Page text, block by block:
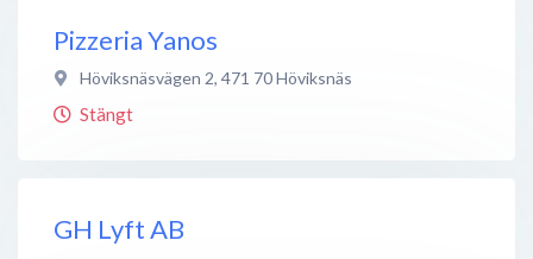
Pizzeria Yanos
Höviksnäsvägen 2, 471 70Höviksnäs
Stängt
GH Lyft AB